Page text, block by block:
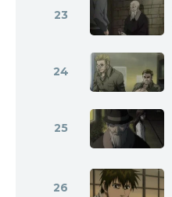
23
24
25
26